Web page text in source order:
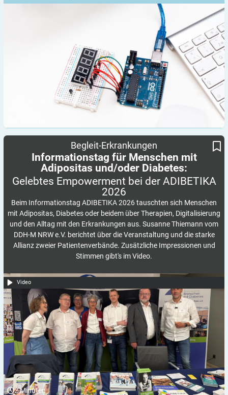
Informationstag für Menschen mit Adipositas und/oder Diabetes:
Begleit-Erkrankungen
Informationstag für Menschen mit
Adipositas und/oder Diabetes:
Gelebtes Empowerment bei der ADIBETIKA
2026
Beim Informationstag ADIBETIKA 2026 tauschten sich Menschen
mit Adipositas, Diabetes oder beidem über Therapien, Digitalisierung
und den Alltag mit den Erkrankungen aus. Susanne Thiemann vom
DDH-M NRW e.V. berichtet über die Veranstaltung und die starke
Allianz zweier Patientenverbände. Zusätzliche Impressionen und
Stimmen gibt's im Video.
2Minuten
Video